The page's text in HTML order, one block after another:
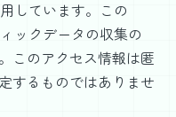
しています。この
ックデータの収集の
このアクセス情報は匿
するものではありませ